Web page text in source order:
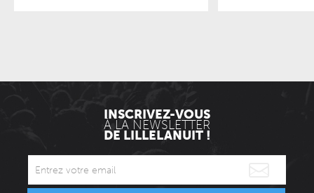
INSCRIVEZ-VOUS
À LA NEWSLETTER
DE LILLELANUIT !